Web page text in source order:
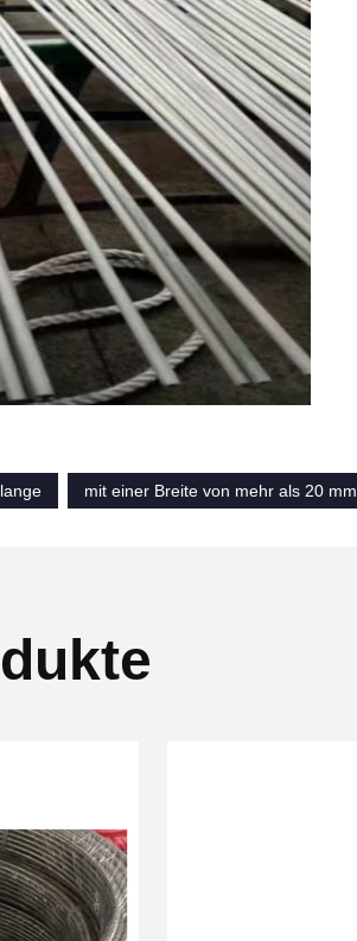
mit einer Breite von mehr als 20 mm